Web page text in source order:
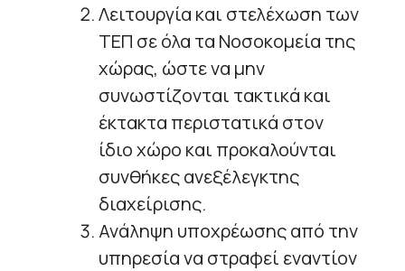
Λειτουργία και στελέχωση των
ΤΕΠ σε όλα τα Νοσοκομεία της
χώρας, ώστε να μην
συνωστίζονται τακτικά και
έκτακτα περιστατικά στον
ίδιο χώρο και προκαλούνται
συνθήκες ανεξέλεγκτης
διαχείρισης.
Ανάληψη υποχρέωσης από την
υπηρεσία να στραφεί εναντίον